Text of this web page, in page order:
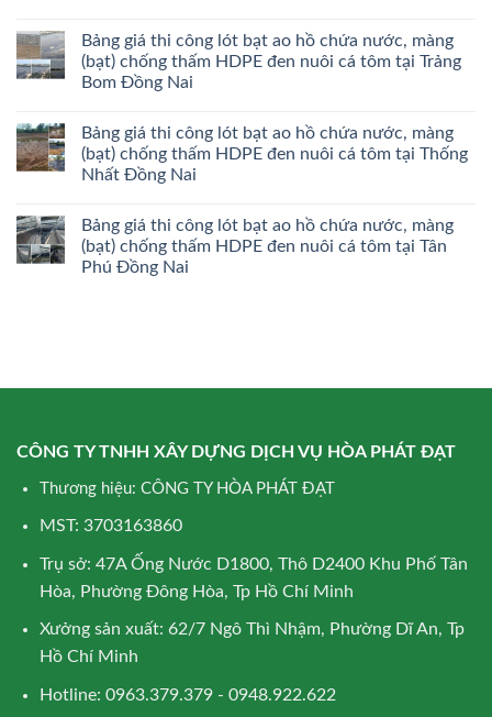
Bảng giá thi công lót bạt ao hồ chứa nước, màng
(bạt) chống thấm HDPE đen nuôi cá tôm tại Trảng
Bom Đồng Nai
Bảng giá thi công lót bạt ao hồ chứa nước, màng
(bạt) chống thấm HDPE đen nuôi cá tôm tại Thống
Nhất Đồng Nai
Bảng giá thi công lót bạt ao hồ chứa nước, màng
(bạt) chống thấm HDPE đen nuôi cá tôm tại Tân
Phú Đồng Nai
CÔNG TY TNHH XÂY DỰNG DỊCH VỤ HÒA PHÁT ĐẠT
Thương hiệu: CÔNG TY HÒA PHÁT ĐẠT
MST: 3703163860
Trụ sở: 47A Ống Nước D1800, Thô D2400 Khu Phố Tân
Hòa, Phường Đông Hòa, Tp Hồ Chí Minh
Xưởng sản xuất: 62/7 Ngô Thì Nhậm, Phường Dĩ An, Tp
Hồ Chí Minh
Hotline: 0963.379.379 - 0948.922.622